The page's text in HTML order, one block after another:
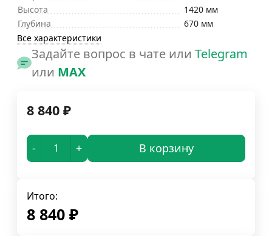
Высота
1420 мм
Глубина
670 мм
Все характеристики
Задайте вопрос в чате или Telegram
или MAX
8 840 ₽
- + В корзину
Итого:
8 840 ₽